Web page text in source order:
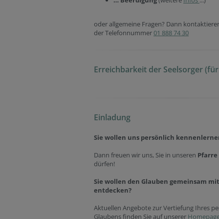
oder allgemeine Fragen? Dann
der Telefonnummer01 888 74 30
Erreichbarkeit der Seelsorger
Einladung
Sie wollen uns persönlich
Dann freuen wir uns, Sie in unseren Pfarre
dürfen!
Sie wollen den Glauben gemeinsam
entdecken?
Aktuellen Angebote zur Vertiefung Ihres
Glaubens finden Sie auf unserer